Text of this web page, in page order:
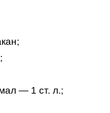
— 1 ст. л.;